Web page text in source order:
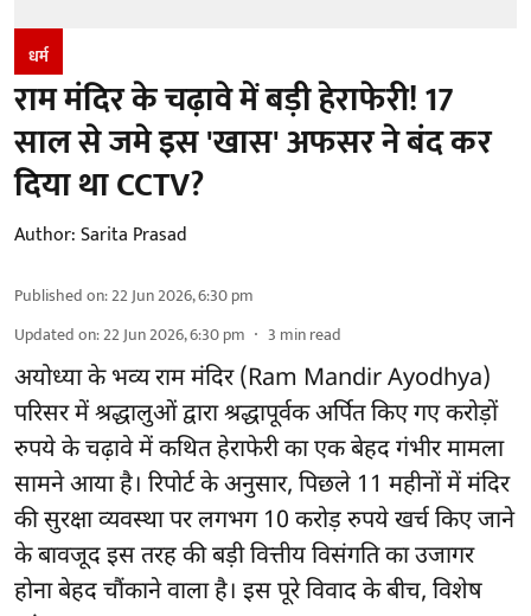
धर्म
​राम मंदिर के चढ़ावे में बड़ी हेराफेरी! 17
साल से जमे इस 'खास' अफसर ने बंद कर
दिया था CCTV?
Author:Sarita Prasad
Published on:22 Jun 2026, 6:30 pm
Updated on:22 Jun 2026, 6:30 pm 3 min read
अयोध्या के भव्य राम मंदिर (Ram Mandir Ayodhya)
परिसर में श्रद्धालुओं द्वारा श्रद्धापूर्वक अर्पित किए गए करोड़ों
रुपये के चढ़ावे में कथित हेराफेरी का एक बेहद गंभीर मामला
सामने आया है। रिपोर्ट के अनुसार, पिछले 11 महीनों में मंदिर
की सुरक्षा व्यवस्था पर लगभग 10 करोड़ रुपये खर्च किए जाने
के बावजूद इस तरह की बड़ी वित्तीय विसंगति का उजागर
होना बेहद चौंकाने वाला है। इस पूरे विवाद के बीच, विशेष